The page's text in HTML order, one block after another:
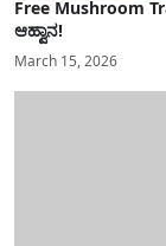
Free Mushroom
ಆಹ್ವಾನ!
March 15, 2026